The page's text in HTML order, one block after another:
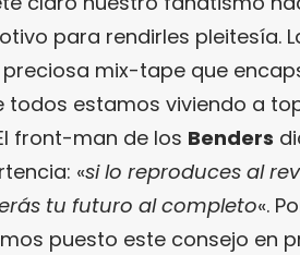
para rendirles pleitesía.
mix-tape que
todos estamos viviendo a
front-man de los Benders
«si lo reproduces al
tu futuro al completo«.
puesto este consejo en